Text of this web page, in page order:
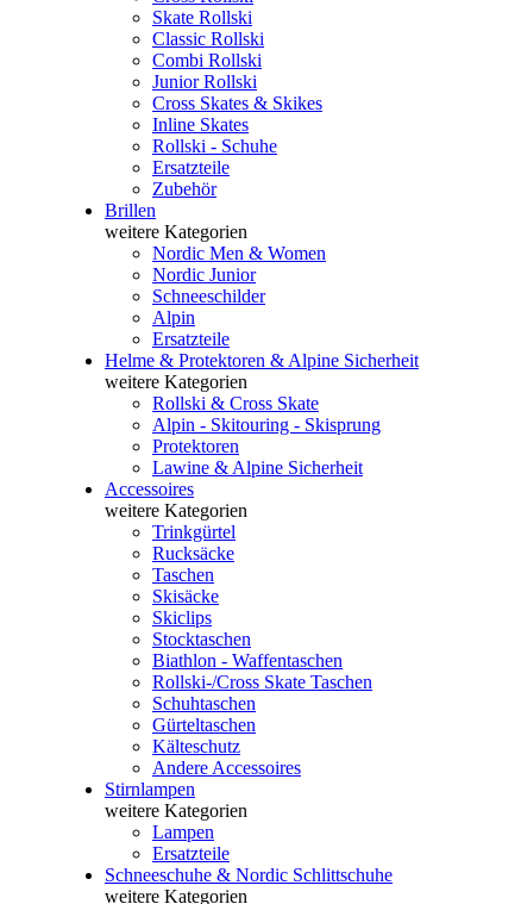
Skate Rollski
Classic Rollski
Combi Rollski
Junior Rollski
Cross Skates & Skikes
Inline Skates
Rollski - Schuhe
Ersatzteile
Zubehör
Brillen
weitere Kategorien
Nordic Men & Women
Nordic Junior
Schneeschilder
Alpin
Ersatzteile
Helme & Protektoren & Alpine Sicherheit
weitere Kategorien
Rollski & Cross Skate
Alpin - Skitouring - Skisprung
Protektoren
Lawine & Alpine Sicherheit
Accessoires
weitere Kategorien
Trinkgürtel
Rucksäcke
Taschen
Skisäcke
Skiclips
Stocktaschen
Biathlon - Waffentaschen
Rollski-/Cross Skate Taschen
Schuhtaschen
Gürteltaschen
Kälteschutz
Andere Accessoires
Stirnlampen
weitere Kategorien
Lampen
Ersatzteile
Schneeschuhe & Nordic Schlittschuhe
weitere Kategorien